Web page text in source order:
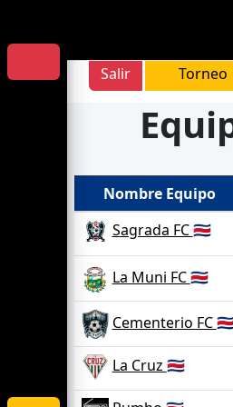
Salir Torneo
Nombre Equipo
Sagrada FC🇨🇷
La Muni FC🇨🇷
Cementerio FC
La Cruz 🇨🇷